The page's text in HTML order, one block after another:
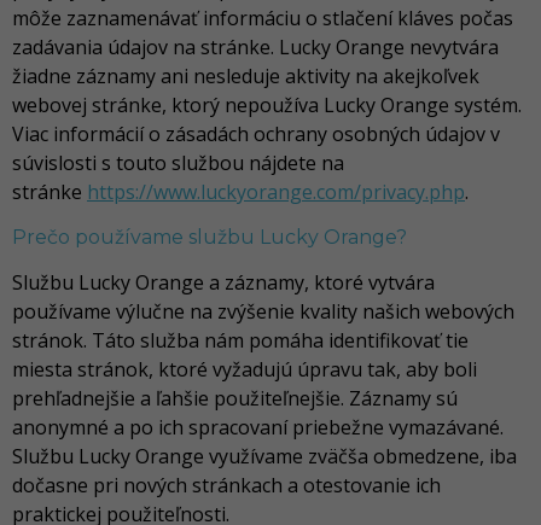
môže zaznamenávať informáciu o stlačení kláves počas
zadávania údajov na stránke. Lucky Orange nevytvára
žiadne záznamy ani nesleduje aktivity na akejkoľvek
webovej stránke, ktorý nepoužíva Lucky Orange systém.
Viac informácií o zásadách ochrany osobných údajov v
súvislosti s touto službou nájdete na
stránke https://www.luckyorange.com/privacy.php.
Prečo používame službu Lucky Orange?
Službu Lucky Orange a záznamy, ktoré vytvára
používame výlučne na zvýšenie kvality našich webových
stránok. Táto služba nám pomáha identifikovať tie
miesta stránok, ktoré vyžadujú úpravu tak, aby boli
prehľadnejšie a ľahšie použiteľnejšie. Záznamy sú
anonymné a po ich spracovaní priebežne vymazávané.
Službu Lucky Orange využívame zväčša obmedzene, iba
dočasne pri nových stránkach a otestovanie ich
praktickej použiteľnosti.